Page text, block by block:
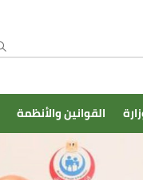
القوانين والأنظمة